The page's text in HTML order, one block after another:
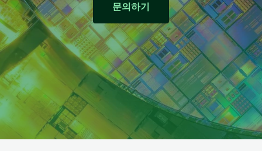
문의하기